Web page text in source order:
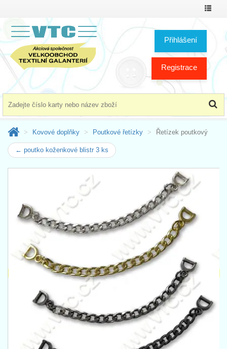
Přihlášení
Registrace
Kovové doplňky Poutkové řetízky Řetízek poutkový
← poutko koženkové blistr 3 ks